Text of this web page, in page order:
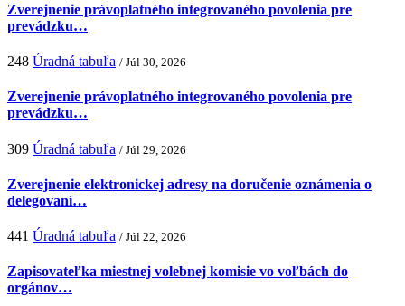
Zverejnenie právoplatného integrovaného povolenia pre
prevádzku…
248 Úradná tabuľa / Júl 30, 2026
Zverejnenie právoplatného integrovaného povolenia pre
prevádzku…
309 Úradná tabuľa / Júl 29, 2026
Zverejnenie elektronickej adresy na doručenie oznámenia o
delegovaní…
441 Úradná tabuľa / Júl 22, 2026
Zapisovateľka miestnej volebnej komisie vo voľbách do
orgánov…